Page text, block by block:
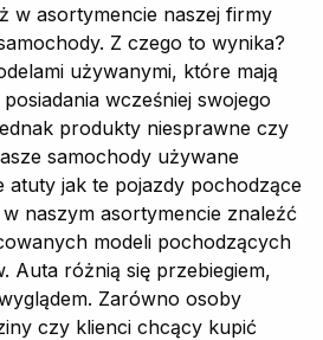
w asortymencie naszej firmy
Z czego to wynika?
używanymi, które mają
wcześniej swojego
produkty niesprawne czy
samochody używane
atuty jak te pojazdy pochodzące
naszym asortymencie znaleźć
modeli pochodzących
Auta różnią się przebiegiem,
Zarówno osoby
czy klienci chcący kupić